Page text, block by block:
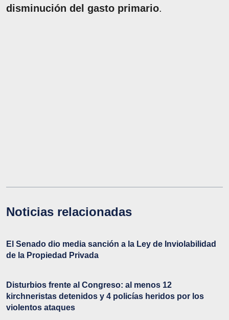
disminución del gasto primario.
Noticias relacionadas
El Senado dio media sanción a la Ley de Inviolabilidad
de la Propiedad Privada
Disturbios frente al Congreso: al menos 12
kirchneristas detenidos y 4 policías heridos por los
violentos ataques